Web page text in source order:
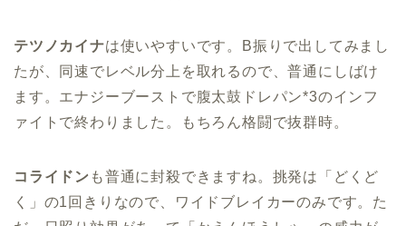
テツノカイナは使いやすいです。B振りで出してみまし
たが、同速でレベル分上を取れるので、普通にしばけ
ます。エナジーブーストで腹太鼓ドレパン*3のインフ
ァイトで終わりました。もちろん格闘で抜群時。
コライドン も普通に封殺できますね。挑発は「どくど
く」の1回きりなので、ワイドブレイカーのみです。た